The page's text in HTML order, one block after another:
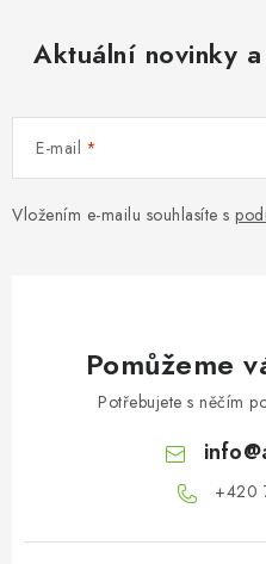
Aktuální novinky
E-mail
Vložením e-mailu souhlasíte s
Pomůžeme
Potřebujete s něčím
info@
+420